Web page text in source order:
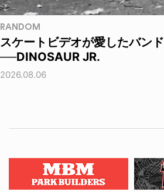
RANDOM
スケートビデオが愛したバンド
──DINOSAUR JR.
2026.08.06